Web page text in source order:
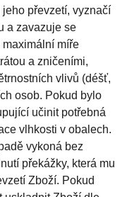
převzetí, vyznačí
a zavazuje se
míře
a zničeními,
vlivů (déšť,
osob. Pokud bylo
učinit potřebná
vlhkosti v obalech.
vykoná bez
překážky, která mu
Zboží. Pokud